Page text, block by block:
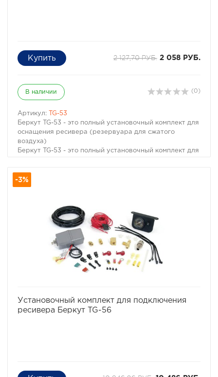
2 127,70 РУБ. 2 058 РУБ.
В наличии (0)
Артикул:
TG-53
Беркут TG-53 - это полный установочный комплект для
оснащения ресивера (резервуара для сжатого
воздуха)
Беркут TG-53 - это полный установочный комплект для
В комплект входят различные установочные
компоненты и фитинги, которые необходимы для
Комплект поставки TG-53 (6 позиций):
- Заглушка (резьба 1/4") - 2 шт.
- Сливной кран (резьба 1/4") - 1 шт.
- Фитинг под воздушную магистраль (резьба 1/4") - 1
- Аварийный клапан давление 175 PSI (резьба 1/4") -
- Быстросъёмное соединение (резьба 1/4") - 1шт.
-3%
Установочный комплект для подключения
ресивера Беркут TG-56